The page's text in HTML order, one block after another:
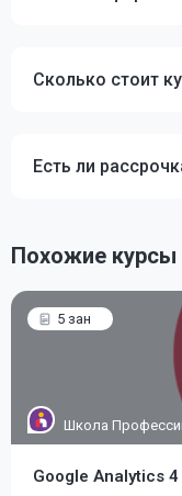
Сколько стоит
Есть ли
Похожие курсы
5 зан
Школа
Google Analytics 4